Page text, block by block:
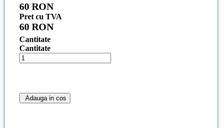
60 RON
Pret cu TVA
60 RON
Cantitate
Cantitate
Adauga in cos